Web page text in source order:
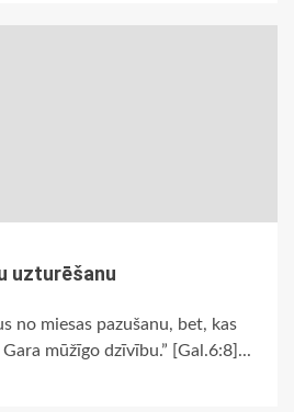
uzturēšanu
no miesas pazušanu, bet, kas
mūžīgo dzīvību.” [Gal.6:8]...